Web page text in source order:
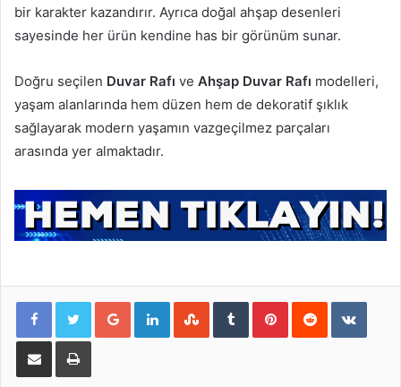
bir karakter kazandırır. Ayrıca doğal ahşap desenleri
sayesinde her ürün kendine has bir görünüm sunar.
Doğru seçilen Duvar Rafı ve Ahşap Duvar Rafı modelleri,
yaşam alanlarında hem düzen hem de dekoratif şıklık
sağlayarak modern yaşamın vazgeçilmez parçaları
arasında yer almaktadır.
Google+ LinkedIn StumbleUpon Tumblr Pinterest Reddit
E-Posta ile paylaş Yazdır